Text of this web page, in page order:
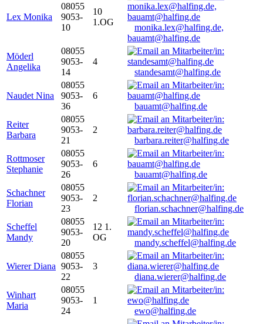
Lex Monika
08055
9053-
10
10
1.OG
monika.lex@halfing.de,
bauamt@halfing.de
Möderl
Angelika
08055
9053-
14
4
standesamt@halfing.de
Naudet Nina
08055
9053-
36
6
bauamt@halfing.de
Reiter
Barbara
08055
9053-
21
2
barbara.reiter@halfing.de
Rottmoser
Stephanie
08055
9053-
26
6
bauamt@halfing.de
Schachner
Florian
08055
9053-
23
2
florian.schachner@halfing.de
Scheffel
Mandy
08055
9053-
20
12 1.
OG
mandy.scheffel@halfing.de
Wierer Diana
08055
9053-
22
3
diana.wierer@halfing.de
Winhart
Maria
08055
9053-
24
1
ewo@halfing.de